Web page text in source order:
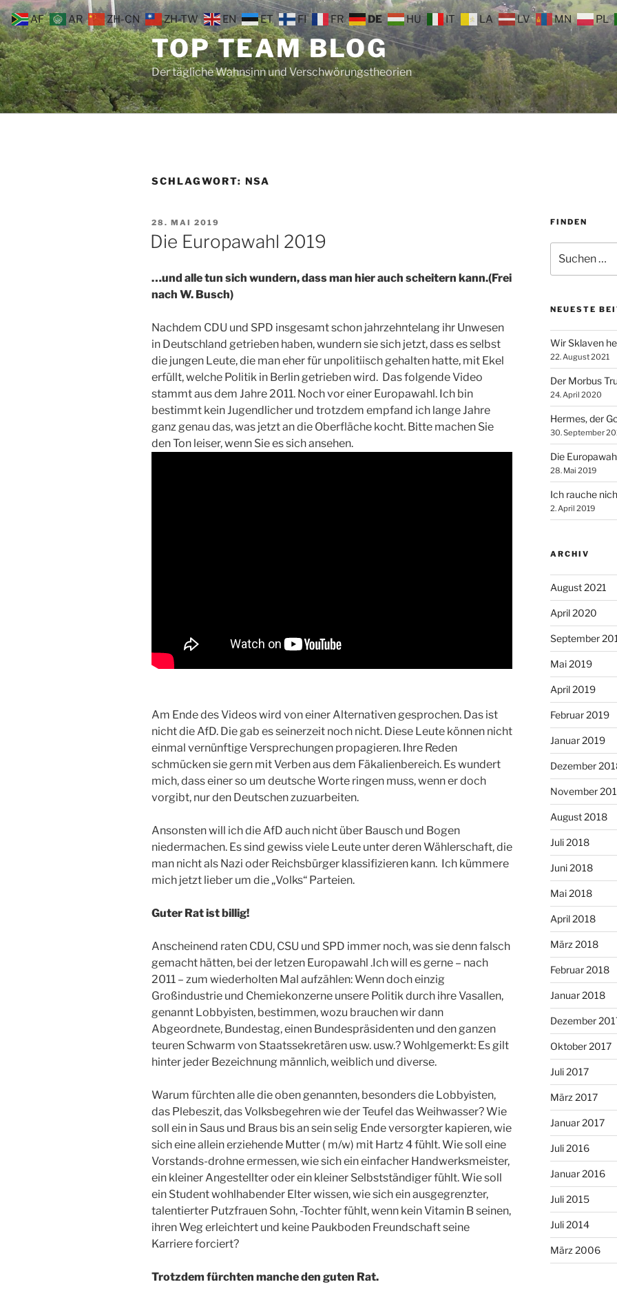
Zum
Inhalt
springen
TOP TEAM BLOG
Der tägliche Wahnsinn und Verschwörungstheorien
SCHLAGWORT: NSA
VERÖFFENTLICHT
AM
28. MAI 2019
Die Europawahl 2019
…und alle tun sich wundern, dass man hier auch scheitern kann.(Frei
nach W. Busch)
Nachdem CDU und SPD insgesamt schon jahrzehntelang ihr Unwesen
in Deutschland getrieben haben, wundern sie sich jetzt, dass es selbst
die jungen Leute, die man eher für unpolitiisch gehalten hatte, mit Ekel
erfüllt, welche Politik in Berlin getrieben wird. Das folgende Video
stammt aus dem Jahre 2011. Noch vor einer Europawahl. Ich bin
bestimmt kein Jugendlicher und trotzdem empfand ich lange Jahre
ganz genau das, was jetzt an die Oberfläche kocht. Bitte machen Sie
den Ton leiser, wenn Sie es sich ansehen.
Am Ende des Videos wird von einer Alternativen gesprochen. Das ist
nicht die AfD. Die gab es seinerzeit noch nicht. Diese Leute können nicht
einmal vernünftige Versprechungen propagieren. Ihre Reden
schmücken sie gern mit Verben aus dem Fäkalienbereich. Es wundert
mich, dass einer so um deutsche Worte ringen muss, wenn er doch
vorgibt, nur den Deutschen zuzuarbeiten.
Ansonsten will ich die AfD auch nicht über Bausch und Bogen
niedermachen. Es sind gewiss viele Leute unter deren Wählerschaft, die
man nicht als Nazi oder Reichsbürger klassifizieren kann. Ich kümmere
mich jetzt lieber um die „Volks“ Parteien.
Guter Rat ist billig!
Anscheinend raten CDU, CSU und SPD immer noch, was sie denn falsch
gemacht hätten, bei der letzen Europawahl .Ich will es gerne – nach
2011 – zum wiederholten Mal aufzählen: Wenn doch einzig
Großindustrie und Chemiekonzerne unsere Politik durch ihre Vasallen,
genannt Lobbyisten, bestimmen, wozu brauchen wir dann
Abgeordnete, Bundestag, einen Bundespräsidenten und den ganzen
teuren Schwarm von Staatssekretären usw. usw.? Wohlgemerkt: Es gilt
hinter jeder Bezeichnung männlich, weiblich und diverse.
Warum fürchten alle die oben genannten, besonders die Lobbyisten,
das Plebeszit, das Volksbegehren wie der Teufel das Weihwasser? Wie
soll ein in Saus und Braus bis an sein selig Ende versorgter kapieren, wie
sich eine allein erziehende Mutter ( m/w) mit Hartz 4 fühlt. Wie soll eine
Vorstands-drohne ermessen, wie sich ein einfacher Handwerksmeister,
ein kleiner Angestellter oder ein kleiner Selbstständiger fühlt. Wie soll
ein Student wohlhabender Elter wissen, wie sich ein ausgegrenzter,
talentierter Putzfrauen Sohn, -Tochter fühlt, wenn kein Vitamin B seinen,
ihren Weg erleichtert und keine Paukboden Freundschaft seine
Karriere forciert?
Trotzdem fürchten manche den guten Rat.
FINDEN
nach:
NEUESTE
Wir Sklaven
22. August 2021
Der Morbus
24. April 2020
Hermes, der
30. September
Die
28. Mai 2019
Ich rauche
2. April 2019
ARCHIV
August 2021
April 2020
September
Mai 2019
April 2019
Februar 2019
Januar 2019
Dezember
November
August 2018
Juli 2018
Juni 2018
Mai 2018
April 2018
März 2018
Februar 2018
Januar 2018
Dezember
Oktober 2017
Juli 2017
März 2017
Januar 2017
Juli 2016
Januar 2016
Juli 2015
Juli 2014
März 2006
AF AR ZH-CN ZH-TW EN ET FI FR DE HU IT LA LV MN PL